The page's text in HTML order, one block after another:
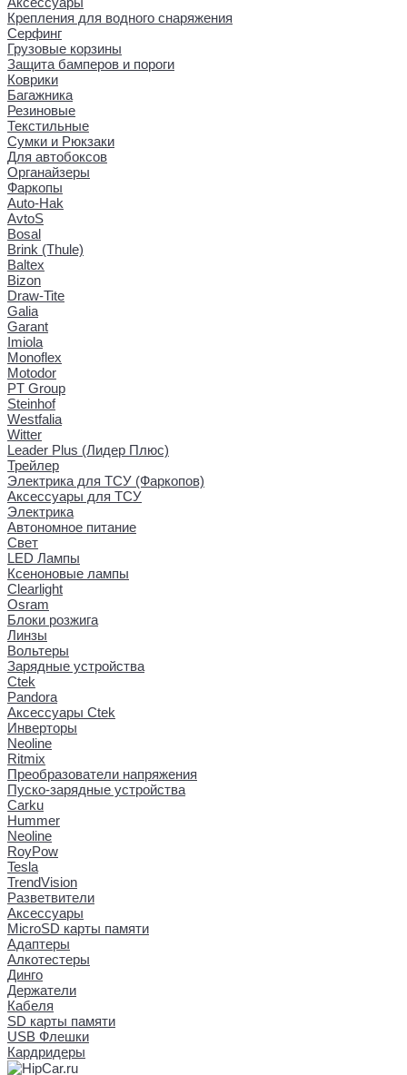
Крепления для водного снаряжения
Серфинг
Грузовые корзины
Защита бамперов и пороги
Коврики
Багажника
Резиновые
Текстильные
Сумки и Рюкзаки
Для автобоксов
Органайзеры
Фаркопы
Auto-Hak
AvtoS
Bosal
Brink (Thule)
Baltex
Bizon
Draw-Tite
Galia
Garant
Imiola
Monoflex
Motodor
PT Group
Steinhof
Westfalia
Witter
Leader Plus (Лидер Плюс)
Трейлер
Электрика для ТСУ (Фаркопов)
Аксессуары для ТСУ
Электрика
Автономное питание
Свет
LED Лампы
Ксеноновые лампы
Clearlight
Osram
Блоки розжига
Линзы
Вольтеры
Зарядные устройства
Ctek
Pandora
Аксессуары Ctek
Инверторы
Neoline
Ritmix
Преобразователи напряжения
Пуско-зарядные устройства
Carku
Hummer
Neoline
RoyPow
Tesla
TrendVision
Разветвители
Аксессуары
MicroSD карты памяти
Адаптеры
Алкотестеры
Динго
Держатели
Кабеля
SD карты памяти
USB Флешки
Кардридеры